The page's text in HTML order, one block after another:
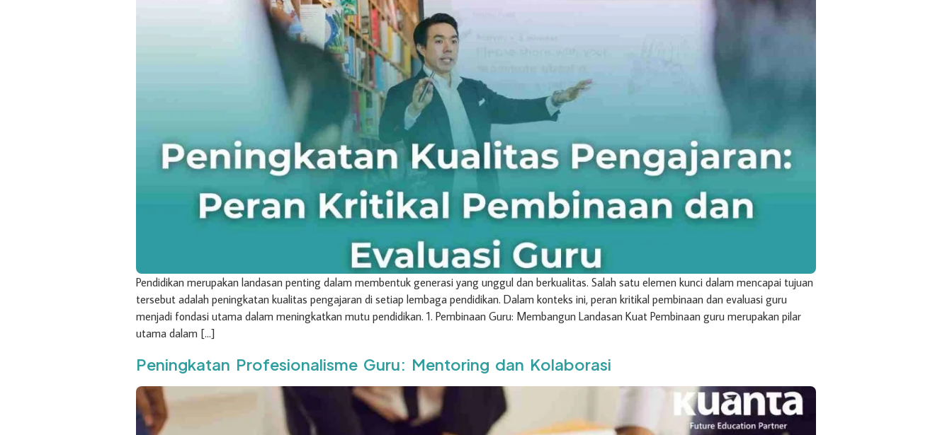
Pendidikan merupakan landasan penting dalam membentuk generasi yang unggul dan berkualitas. Salah satu elemen kunci dalam mencapai tujuan
tersebut adalah peningkatan kualitas pengajaran di setiap lembaga pendidikan. Dalam konteks ini, peran kritikal pembinaan dan evaluasi guru
menjadi fondasi utama dalam meningkatkan mutu pendidikan. 1. Pembinaan Guru: Membangun Landasan Kuat Pembinaan guru merupakan pilar
utama dalam […]
Peningkatan Profesionalisme Guru: Mentoring dan Kolaborasi